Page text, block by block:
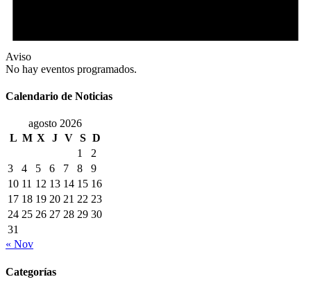
Aviso
No hay eventos programados.
Calendario de Noticias
agosto 2026
L M X J V S D
1
2
3
4 5 6 7 8
9
10 11 12 13 14 15 16
17 18 19 20 21 22 23
24 25 26 27 28 29 30
31
« Nov
Categorías